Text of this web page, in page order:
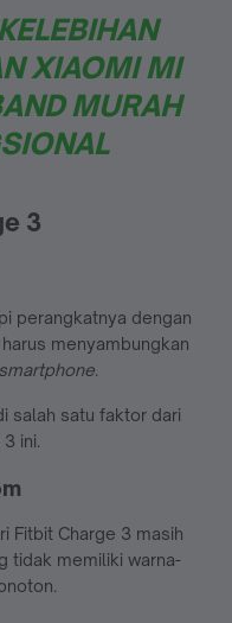
XIAOMI MI
MURAH
3
perangkatnya dengan
menyambungkan
smartphone.
salah satu faktor dari
ini.
Fitbit Charge 3 masih
tidak memiliki warna-